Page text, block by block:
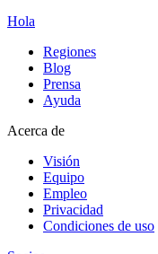
Hola
Regiones
Blog
Prensa
Ayuda
Acerca de
Visión
Equipo
Empleo
Privacidad
Condiciones de uso